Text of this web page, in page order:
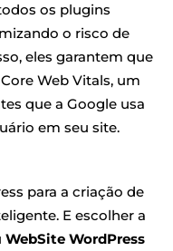
os plugins
o risco de
eles garantem que
Web Vitals, um
que a Google usa
em seu site.
para a criação de
E escolher a
WebSite WordPress